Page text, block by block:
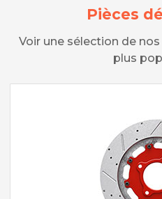
Pièces
Voir une sélection de
plus